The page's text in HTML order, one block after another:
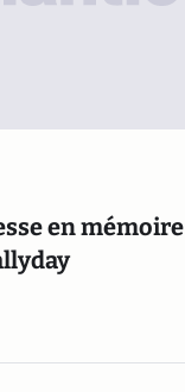
en mémoire